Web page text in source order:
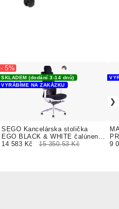
SEGO Kancelárska stolička
EGO BLACK & WHITE čalúnenie
BONDAI FESTON
SKLADEM (dodání 3-14 dnů)
VYRÁBÍME NA ZAKÁZKU
- 5%
14 583 Kč 15 350.53 Kč 9